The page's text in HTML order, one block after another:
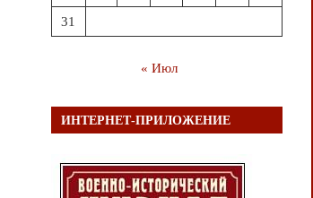
31
« Июл
ИНТЕРНЕТ-ПРИЛОЖЕНИЕ